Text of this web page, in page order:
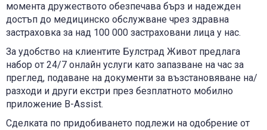
момента дружеството обезпечава бърз и надежден
достъп до медицинско обслужване чрез здравна
застраховка за над 100 000 застраховани лица у нас.
За удобство на клиентите Булстрад Живот предлага
набор от 24/7 онлайн услуги като запазване на час за
преглед, подаване на документи за възстановяване на/
разходи и други екстри през безплатното мобилно
приложение B-Assist.
Сделката по придобиването подлежи на одобрение от